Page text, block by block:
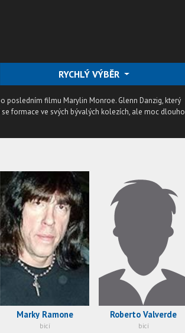
RYCHLÝ VÝBĚR
posledním filmu Marylin Monroe. Glenn Danzig, který
formace ve svých bývalých kolezích, ale moc dlouho
Marky Ramone
bicí
Roberto Valverde
bicí